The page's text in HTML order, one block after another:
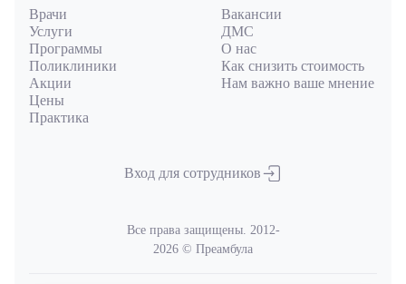
Врачи
Услуги
Программы
Поликлиники
Акции
Цены
Практика
Вакансии
ДМС
О нас
Как снизить стоимость
Нам важно ваше мнение
Вход для сотрудников
Все права защищены. 2012-
2026 © Преамбула